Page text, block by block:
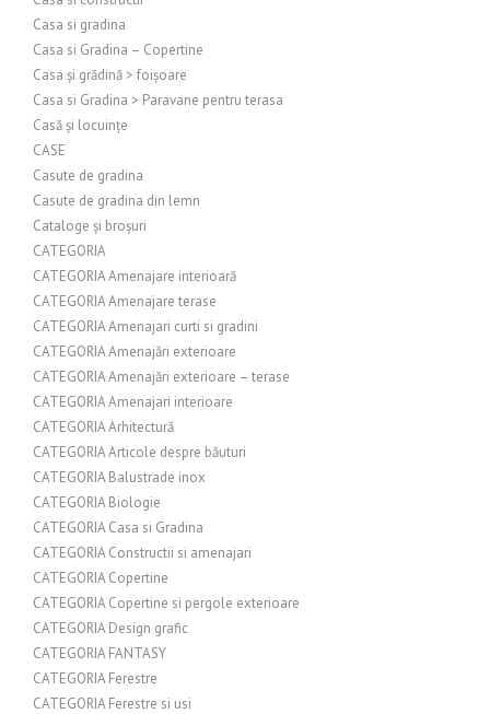
Casa si gradina
Casa si Gradina – Copertine
Casa și grădină > foișoare
Casa si Gradina > Paravane pentru terasa
Casă și locuințe
CASE
Casute de gradina
Casute de gradina din lemn
Cataloge și broșuri
CATEGORIA
CATEGORIA Amenajare interioară
CATEGORIA Amenajare terase
CATEGORIA Amenajari curti si gradini
CATEGORIA Amenajări exterioare
CATEGORIA Amenajări exterioare – terase
CATEGORIA Amenajari interioare
CATEGORIA Arhitectură
CATEGORIA Articole despre băuturi
CATEGORIA Balustrade inox
CATEGORIA Biologie
CATEGORIA Casa si Gradina
CATEGORIA Constructii si amenajari
CATEGORIA Copertine
CATEGORIA Copertine si pergole exterioare
CATEGORIA Design grafic
CATEGORIA FANTASY
CATEGORIA Ferestre
CATEGORIA Ferestre si usi